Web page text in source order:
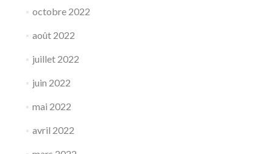
octobre 2022
août 2022
juillet 2022
juin 2022
mai 2022
avril 2022